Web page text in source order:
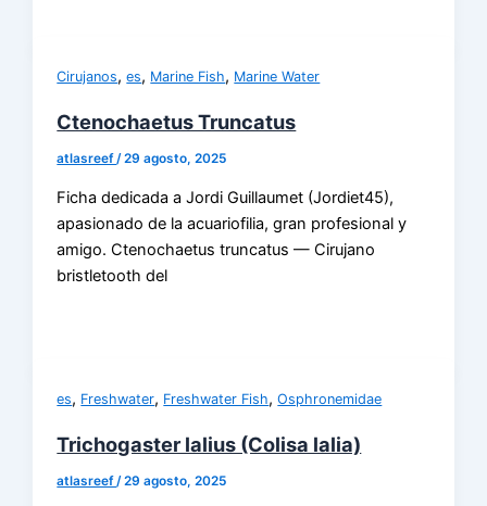
Cirujanos,es, Marine Fish, Marine Water
Ctenochaetus Truncatus
atlasreef/29 agosto, 2025
Ficha dedicada a Jordi Guillaumet (Jordiet45),
apasionado de la acuariofilia, gran profesional y
amigo. Ctenochaetus truncatus — Cirujano
bristletooth del
es, Freshwater, Freshwater Fish,Osphronemidae
Trichogaster lalius (Colisa lalia)
atlasreef/29 agosto, 2025